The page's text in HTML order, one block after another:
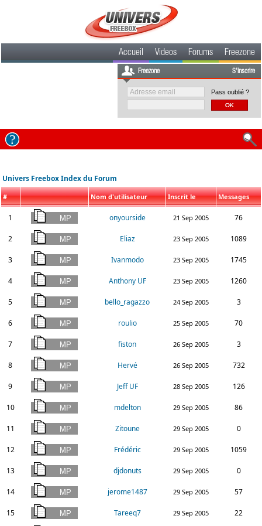
Accueil Videos Forums Freezone
Freezone S'inscrire
Pass oublié ?
Univers Freebox Index du Forum
# Nom d'utilisateur Inscrit le Messages
1 onyourside 21 Sep 2005 76
2 Eliaz 23 Sep 2005 1089
3 Ivanmodo 23 Sep 2005 1745
4 Anthony UF 23 Sep 2005 1260
5 bello_ragazzo 24 Sep 2005 3
6 roulio 25 Sep 2005 70
7 fiston 26 Sep 2005 3
8 Hervé 26 Sep 2005 732
9 Jeff UF 28 Sep 2005 126
10 mdelton 29 Sep 2005 86
11 Zitoune 29 Sep 2005 0
12 Frédéric 29 Sep 2005 1059
13 djdonuts 29 Sep 2005 0
14 jerome1487 29 Sep 2005 57
15 Tareeq7 29 Sep 2005 22